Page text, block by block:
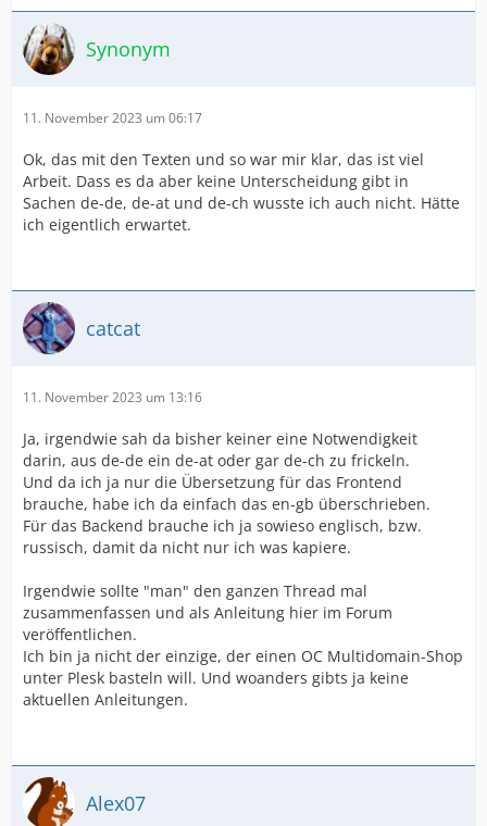
Synonym
11. November 2023 um 06:17
Ok, das mit den Texten und so war mir klar, das ist viel
Arbeit. Dass es da aber keine Unterscheidung gibt in
Sachen de-de, de-at und de-ch wusste ich auch nicht. Hätte
ich eigentlich erwartet.
catcat
11. November 2023 um 13:16
Ja, irgendwie sah da bisher keiner eine Notwendigkeit
darin, aus de-de ein de-at oder gar de-ch zu frickeln.
Und da ich ja nur die Übersetzung für das Frontend
brauche, habe ich da einfach das en-gb überschrieben.
Für das Backend brauche ich ja sowieso englisch, bzw.
russisch, damit da nicht nur ich was kapiere.
Irgendwie sollte "man" den ganzen Thread mal
zusammenfassen und als Anleitung hier im Forum
veröffentlichen.
Ich bin ja nicht der einzige, der einen OC Multidomain-Shop
unter Plesk basteln will. Und woanders gibts ja keine
aktuellen Anleitungen.
Alex07